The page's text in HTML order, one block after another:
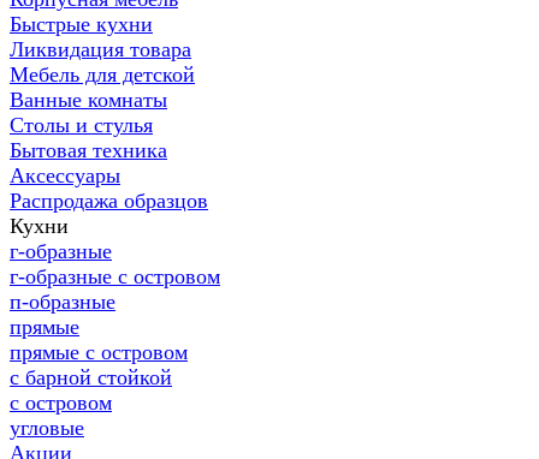
Быстрые кухни
Ликвидация товара
Мебель для детской
Ванные комнаты
Столы и стулья
Бытовая техника
Аксессуары
Распродажа образцов
Кухни
г-образные
г-образные с островом
п-образные
прямые
прямые с островом
с барной стойкой
с островом
угловые
Акции